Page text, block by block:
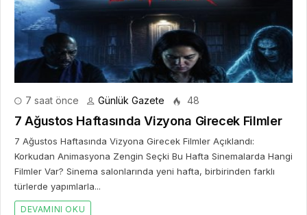
7 saat önce Günlük Gazete 48
7 Ağustos Haftasında Vizyona Girecek Filmler
7 Ağustos Haftasında Vizyona Girecek Filmler Açıklandı:
Korkudan Animasyona Zengin Seçki Bu Hafta Sinemalarda Hangi
Filmler Var? Sinema salonlarında yeni hafta, birbirinden farklı
türlerde yapımlarla...
DEVAMINI OKU